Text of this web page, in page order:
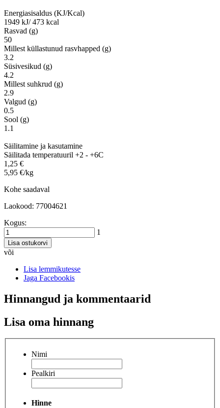
Energiasisaldus (KJ/Kcal)
1949 kJ/ 473 kcal
Rasvad (g)
50
Millest küllastunud rasvhapped (g)
3.2
Süsivesikud (g)
4.2
Millest suhkrud (g)
2.9
Valgud (g)
0.5
Sool (g)
1.1
Säilitamine ja kasutamine
Säilitada temperatuuril +2 - +6C
1,25 €
5,95 €/kg
Kohe saadaval
Laokood: 77004621
Kogus:
1
Lisa ostukorvi
või
Lisa lemmikutesse
Jaga Facebookis
Hinnangud ja kommentaarid
Lisa oma hinnang
Nimi
Pealkiri
Hinne